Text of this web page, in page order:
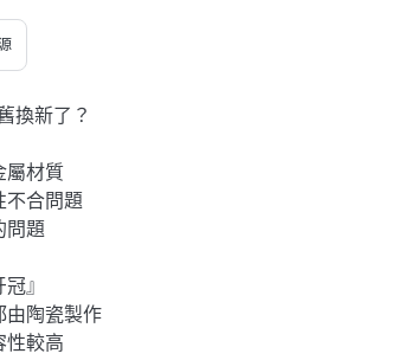
換新了？
屬材質
不合問題
問題
』
由陶瓷製作
性較高